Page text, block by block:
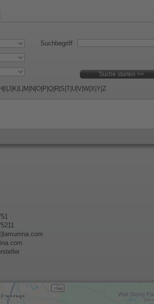
Suchbegriff
H J K L M N O P Q R S T U V W X Y Z